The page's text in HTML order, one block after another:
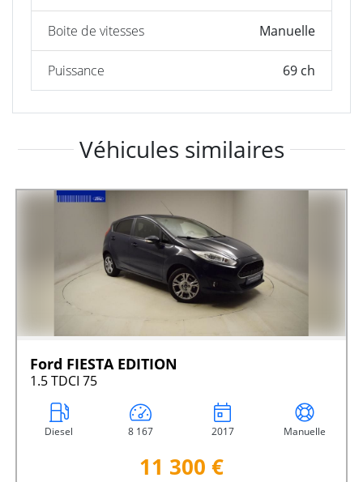
Boite de vitesses Manuelle
Puissance 69 ch
Véhicules similaires
Ford FIESTA EDITION
1.5 TDCI 75
Diesel 8 167 2017 Manuelle
11 300 €